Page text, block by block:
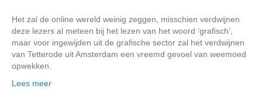
Het zal de online wereld weinig zeggen, misschien verdwijnen
deze lezers al meteen bij het lezen van het woord ‘grafisch’,
maar voor ingewijden uit de grafische sector zal het verdwijnen
van Tetterode uit Amsterdam een vreemd gevoel van weemoed
opwekken.
Lees meer